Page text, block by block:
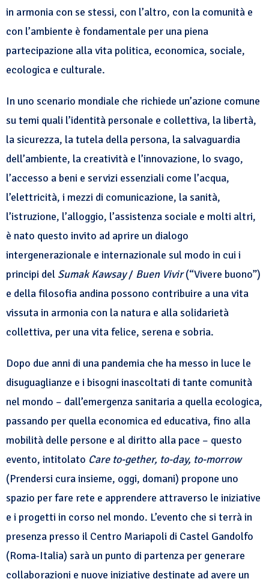
in armonia con se stessi, con l’altro, con la comunità e
con l’ambiente è fondamentale per una piena
partecipazione alla vita politica, economica, sociale,
ecologica e culturale.
In uno scenario mondiale che richiede un’azione comune
su temi quali l’identità personale e collettiva, la libertà,
la sicurezza, la tutela della persona, la salvaguardia
dell’ambiente, la creatività e l’innovazione, lo svago,
l’accesso a beni e servizi essenziali come l’acqua,
l’elettricità, i mezzi di comunicazione, la sanità,
l’istruzione, l’alloggio, l’assistenza sociale e molti altri,
è nato questo invito ad aprire un dialogo
intergenerazionale e internazionale sul modo in cui i
principi del Sumak Kawsay/ Buen Vivir(“Vivere buono”)
e della filosofia andina possono contribuire a una vita
vissuta in armonia con la natura e alla solidarietà
collettiva, per una vita felice, serena e sobria.
Dopo due anni di una pandemia che ha messo in luce le
disuguaglianze e i bisogni inascoltati di tante comunità
nel mondo – dall’emergenza sanitaria a quella ecologica,
passando per quella economica ed educativa, fino alla
mobilità delle persone e al diritto alla pace – questo
evento, intitolato Care to-gether, to-day, to-morrow
(Prendersi cura insieme, oggi, domani) propone uno
spazio per fare rete e apprendere attraverso le iniziative
e i progetti in corso nel mondo. L’evento che si terrà in
presenza presso il Centro Mariapoli di Castel Gandolfo
(Roma-Italia) sarà un punto di partenza per generare
collaborazioni e nuove iniziative destinate ad avere un